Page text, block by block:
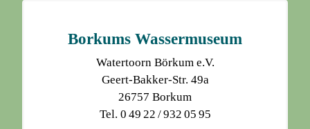
Borkums Wassermuseum
Watertoorn Börkum e.V.
Geert-Bakker-Str. 49a
26757 Borkum
Tel. 0 49 22 / 932 05 95